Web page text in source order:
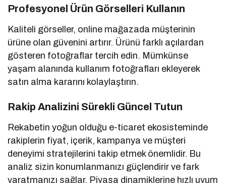
Profesyonel Ürün Görselleri Kullanın
Kaliteli görseller, online mağazada müşterinin
ürüne olan güvenini artırır. Ürünü farklı açılardan
gösteren fotoğraflar tercih edin. Mümkünse
yaşam alanında kullanım fotoğrafları ekleyerek
satın alma kararını kolaylaştırın.
Rakip Analizini Sürekli Güncel Tutun
Rekabetin yoğun olduğu e-ticaret ekosisteminde
rakiplerin fiyat, içerik, kampanya ve müşteri
deneyimi stratejilerini takip etmek önemlidir. Bu
analiz sizin konumlanmanızı güçlendirir ve fark
yaratmanızı sağlar. Piyasa dinamiklerine hızlı uyum